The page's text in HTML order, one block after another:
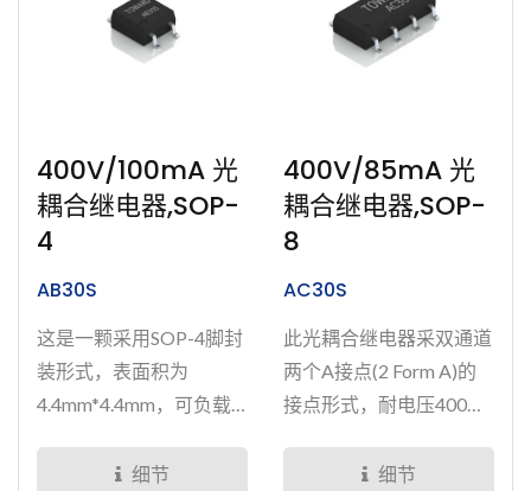
拓緯拥有ISO9001...
400V/100mA 光
耦合继电器,SOP-
4
AB30S
这是一颗采用SOP-4脚封
装形式，表面积为
4.4mm*4.4mm，可负载
电流的半导体式小型光耦
细节
400V/85mA 光
耦合继电器,SOP-
8
AC30S
此光耦合继电器采双通道
两个A接点(2 Form A)的
接点形式，耐电压400
SOP-8脚封装形式。结合
细节